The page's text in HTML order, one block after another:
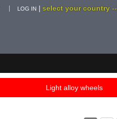
select your country
LOG IN
Light alloy wheels